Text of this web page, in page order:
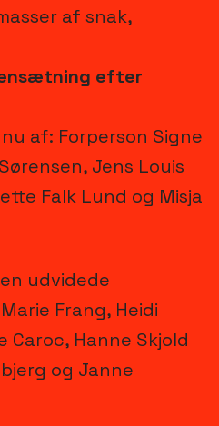
af snak,
efter
af: Forperson Signe
Jens Louis
Falk Lund og Misja
udvidede
Frang, Heidi
Caroc, Hanne Skjold
og Janne